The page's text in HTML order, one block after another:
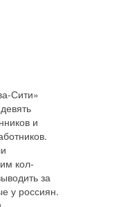
Сити»
и
кол-
за
у россиян.